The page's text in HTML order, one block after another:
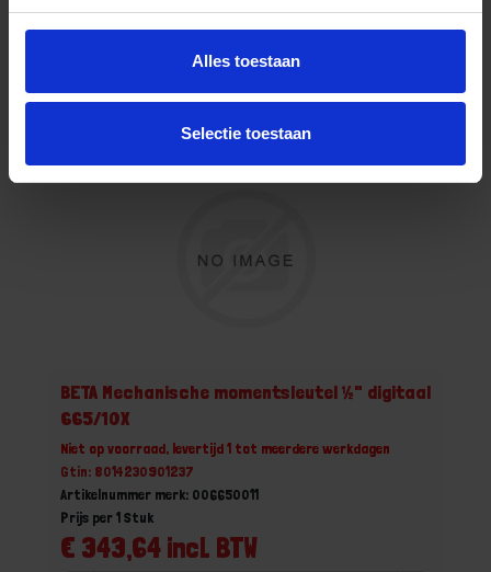
Alles toestaan
Selectie toestaan
Stuk
BETA Mechanische momentsleutel ½" digitaal
665/10X
Niet op voorraad, levertijd 1 tot meerdere werkdagen
Gtin: 8014230901237
Artikelnummer merk: 006650011
€ 343,64 incl. BTW
Prijs per 1 Stuk